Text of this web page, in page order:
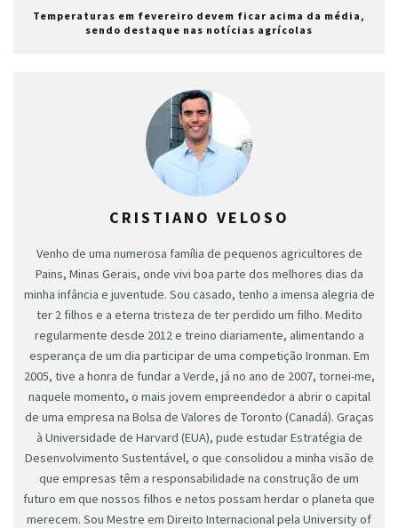
Temperaturas em fevereiro devem ficar acima da média,
sendo destaque nas notícias agrícolas
CRISTIANO VELOSO
Venho de uma numerosa família de pequenos agricultores de
Pains, Minas Gerais, onde vivi boa parte dos melhores dias da
minha infância e juventude. Sou casado, tenho a imensa alegria de
ter 2 filhos e a eterna tristeza de ter perdido um filho. Medito
regularmente desde 2012 e treino diariamente, alimentando a
esperança de um dia participar de uma competição Ironman. Em
2005, tive a honra de fundar a Verde, já no ano de 2007, tornei-me,
naquele momento, o mais jovem empreendedor a abrir o capital
de uma empresa na Bolsa de Valores de Toronto (Canadá). Graças
à Universidade de Harvard (EUA), pude estudar Estratégia de
Desenvolvimento Sustentável, o que consolidou a minha visão de
que empresas têm a responsabilidade na construção de um
futuro em que nossos filhos e netos possam herdar o planeta que
merecem. Sou Mestre em Direito Internacional pela University of